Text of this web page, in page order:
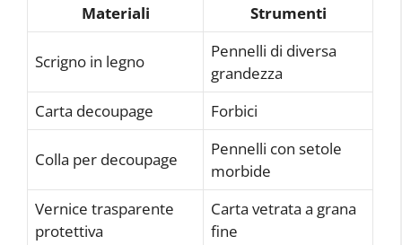
Materiali Strumenti
Scrigno in legno
Pennelli di diversa
grandezza
Carta decoupage
Forbici
Colla per decoupage
Pennelli con setole
morbide
Vernice trasparente
protettiva
Carta vetrata a grana
fine